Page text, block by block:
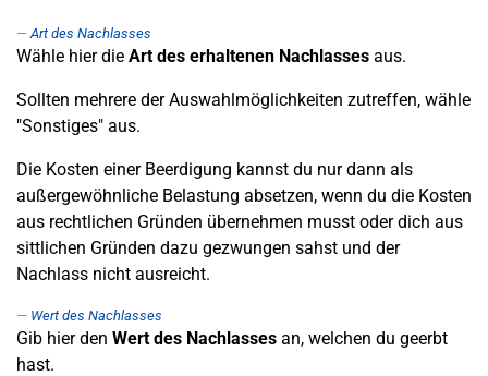
Art des Nachlasses
Wähle hier die Art des erhaltenen Nachlasses aus.
Sollten mehrere der Auswahlmöglichkeiten zutreffen, wähle
"Sonstiges" aus.
Die Kosten einer Beerdigung kannst du nur dann als
außergewöhnliche Belastung absetzen, wenn du die Kosten
aus rechtlichen Gründen übernehmen musst oder dich aus
sittlichen Gründen dazu gezwungen sahst und der
Nachlass nicht ausreicht.
Wert des Nachlasses
Gib hier den Wert des Nachlasses an, welchen du geerbt
hast.